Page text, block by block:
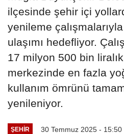
ilçesinde şehir içi
yenileme
ulaşımı hedefliyor.
17 milyon 500 bin liralık
merkezinde en fazla
kullanım ömrünü
yenileniyor.
ŞEHIR 30 Temmuz 2025 - 15:50